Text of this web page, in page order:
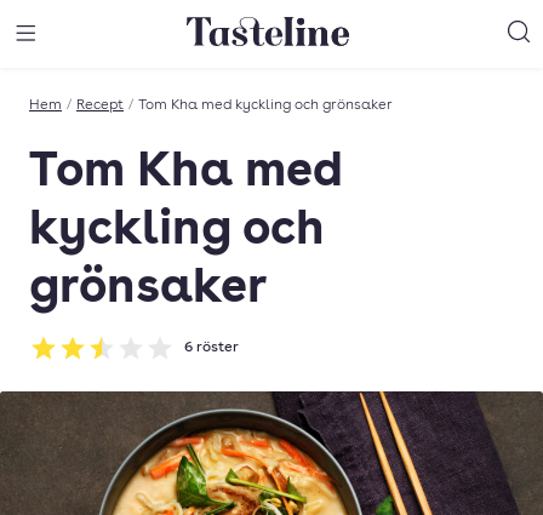
Till Tastelines startsida
Hem / Recept / Tom Kha med kyckling och grönsaker
Tom Kha med
kyckling och
grönsaker
Betyg: 2.5 av 5
6 röster